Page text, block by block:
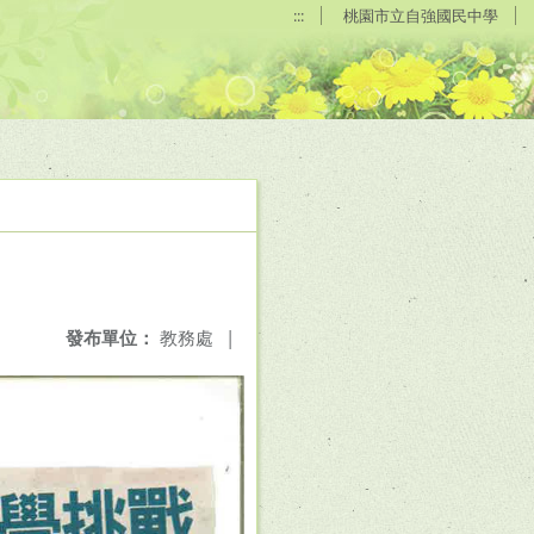
::: 桃園市立自強國民中學
發布單位： 教務處 |